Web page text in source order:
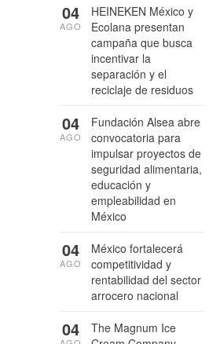
HEINEKEN México y
Ecolana presentan
campaña que busca
incentivar la
separación y el
reciclaje de residuos
04
AGO
Fundación Alsea abre
convocatoria para
impulsar proyectos de
seguridad alimentaria,
educación y
empleabilidad en
México
04
AGO
México fortalecerá
competitividad y
rentabilidad del sector
arrocero nacional
04
AGO
The Magnum Ice
04